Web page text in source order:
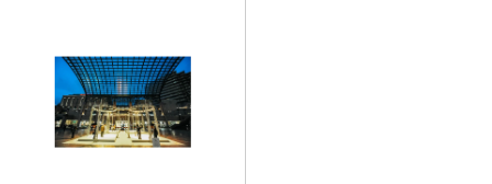
に、「現実」のどれほど多くの部
分が、あなた自身によって作り出
されているのかを、改めて問い直
すためのものです。